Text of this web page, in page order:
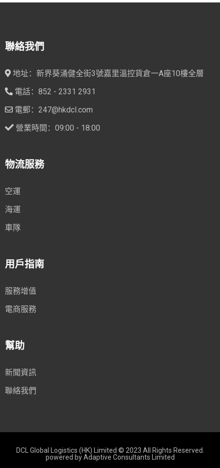
聯絡我們
地址：新界葵涌健全街3號嘉里溫控貨倉一A座10樓全層
電話：852 - 2331 2931
電郵：247@hkdcl.com
營業時間：09:00 - 18:00
物流服務
空運
海運
車隊
用戶指南
服務增值
電商服務
幫助
新聞資訊
聯絡我們
DCL Global Logistics (HK) Limited © 2023 All Rights Reserved.
powered byAdaptive Consultants Limited